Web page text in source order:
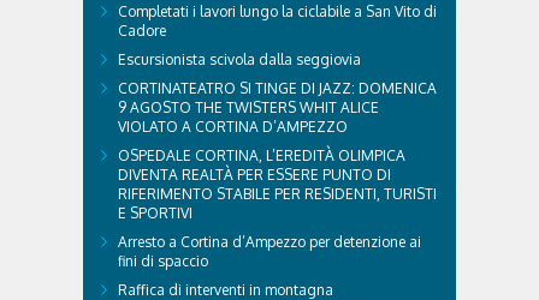
Completati i lavori lungo la ciclabile a San Vito di
Cadore
Escursionista scivola dalla seggiovia
CORTINATEATRO SI TINGE DI JAZZ: DOMENICA
9 AGOSTO THE TWISTERS WHIT ALICE
VIOLATO A CORTINA D’AMPEZZO
OSPEDALE CORTINA, L’EREDITÀ OLIMPICA
DIVENTA REALTÀ PER ESSERE PUNTO DI
RIFERIMENTO STABILE PER RESIDENTI, TURISTI
E SPORTIVI
Arresto a Cortina d’Ampezzo per detenzione ai
fini di spaccio
Raffica di interventi in montagna